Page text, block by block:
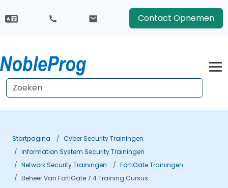
Contact Opnemen
Startpagina
Cyber Security Trainingen
Information System Security Trainingen
Network Security Trainingen
FortiGate Trainingen
Beheer Van FortiGate 7.4 Training Cursus